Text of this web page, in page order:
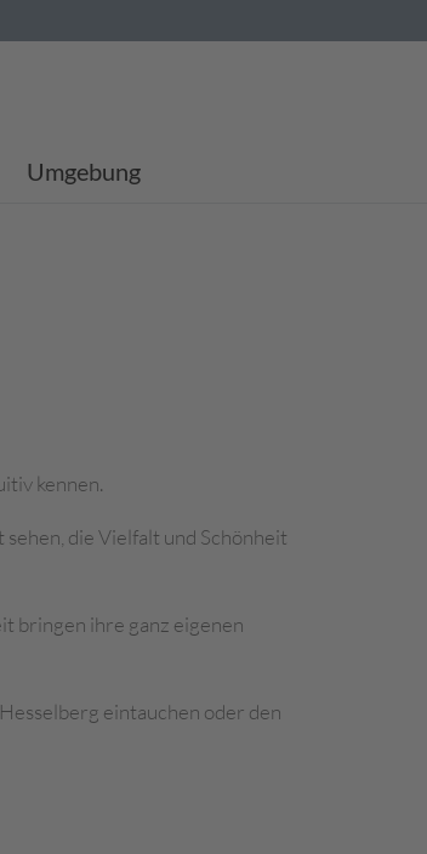
Umgebung
kennen.
die Vielfalt und Schönheit
bringen ihre ganz eigenen
eintauchen oder den